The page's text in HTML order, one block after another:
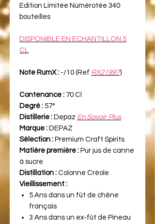
Edition Limitée Numérotée 340
bouteilles
DISPONIBLE EN ECHANTILLON 5
CL
Note RumX : -/10 (Ref RX21997)
Contenance : 70 Cl
Degré : 57°
Distillerie : Depaz En Savoir Plus
Marque : DEPAZ
Sélection : Premium Craft Spirits
Matière première : Pur jus de canne
à sucre
Distillation : Colonne Créole
Vieillissement :
5 Ans dans un fût de chêne
français
3 Ans dans un ex-fût de Pineau